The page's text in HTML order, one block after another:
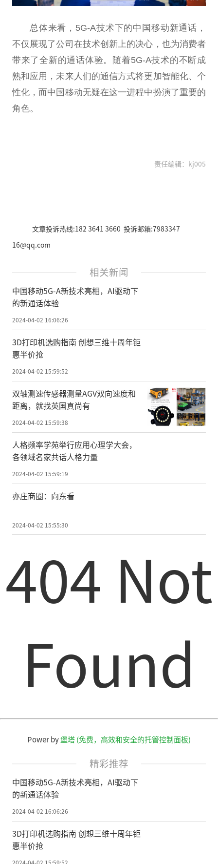
总体来看，5G-A技术下的中国移动新通话，
不仅展现了公司在技术创新上的决心，也为消费者
带来了全新的通话体验。随着5G-A技术的不断成
熟和应用，未来人们的通信方式将更加智能化、个
性化，而中国移动无疑在这一进程中扮演了重要的
角色。
责任编辑：kj005
文章投诉热线:182 3641 3660 投诉邮箱:7983347
16@qq.com
相关新闻
中国移动5G-A新技术亮相，AI驱动下
的新通话体验
2024-04-02 16:06:26
3D打印机选购指南 创想三维十周年钜
惠半价抢
2024-04-02 15:59:52
双轴测速传感器测量AGV双向速度和
距离，就找英国真尚有
2024-04-02 15:59:38
人格频率学苑举行应用心理学大会，
各领域名家共话人格力量
2024-04-02 15:59:19
亦庄商圈：向东看
2024-04-02 15:55:30
404 Not
Found
Power by堡塔 (免费，高效和安全的托管控制面板)
精彩推荐
中国移动5G-A新技术亮相，AI驱动下
的新通话体验
2024-04-02 16:06:26
3D打印机选购指南 创想三维十周年钜
惠半价抢
2024-04-02 15:59:52